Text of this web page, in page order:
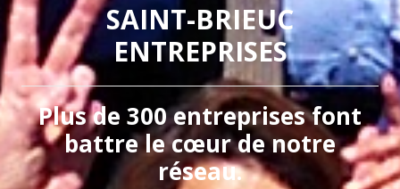
SAINT-BRIEUC
ENTREPRISES
Plus de 300 entreprises font
battre le cœur de notre
réseau.